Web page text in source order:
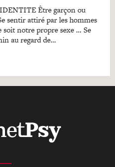
Être garçon ou
sentir attiré par les hommes
soit notre propre sexe … Se
au regard de…